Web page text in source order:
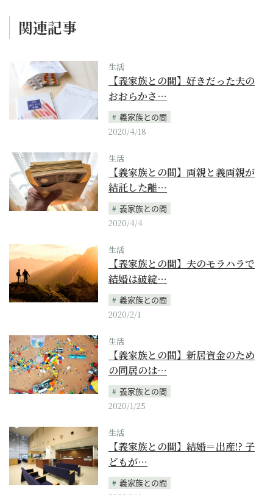
関連記事
生活
【義家族との間】好きだった夫の
おおらかさ…
義家族との間
2020/4/18
生活
【義家族との間】両親と義両親が
結託した離…
義家族との間
2020/4/4
生活
【義家族との間】夫のモラハラで
結婚は破綻…
義家族との間
2020/2/1
生活
【義家族との間】新居資金のため
の同居のは…
義家族との間
2020/1/25
生活
【義家族との間】結婚＝出産!? 子
どもが…
義家族との間